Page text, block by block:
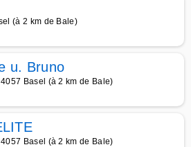
(à 2 km de Bale)
u. Bruno
Basel (à 2 km de Bale)
Basel (à 2 km de Bale)